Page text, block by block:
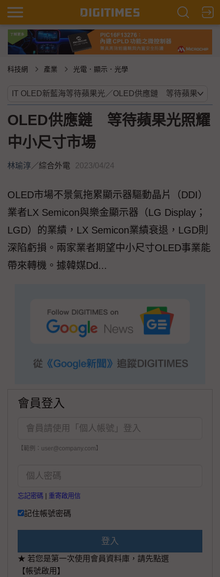
科技網 產業 光電．顯示．光學
OLED供應鏈 等待蘋果光照耀
中小尺寸市場
林瑜淳／綜合外電 2023/04/24
OLED市場不景氣拖累顯示器驅動晶片（DDI）
業者LX Semicon與樂金顯示器（LG Display；
LGD）的業績，LX Semicon業績衰退，LGD則
深陷虧損。兩家業者期望中小尺寸OLED事業能
帶來轉機。據韓媒Dd...
會員登入
【範例：user@company.com】
忘記密碼 重寄啟用信
記住帳號密碼
登入
★ 若您是第一次使用會員資料庫，請先點選
【帳號啟用】